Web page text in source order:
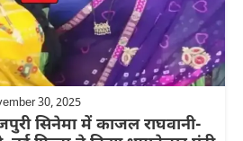
30, 2025
सिनेमा में काजल राघवानी-